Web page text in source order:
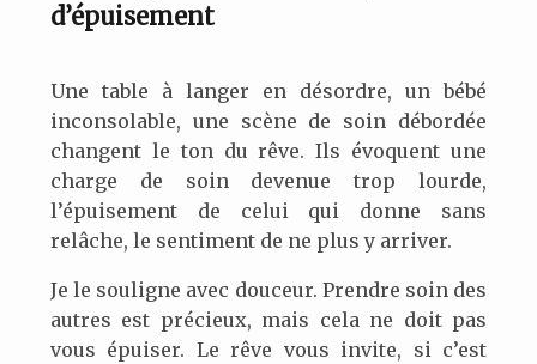
d’épuisement
Une table à langer en désordre, un bébé
inconsolable, une scène de soin débordée
changent le ton du rêve. Ils évoquent une
charge de soin devenue trop lourde,
l’épuisement de celui qui donne sans
relâche, le sentiment de ne plus y arriver.
Je le souligne avec douceur. Prendre soin des
autres est précieux, mais cela ne doit pas
vous épuiser. Le rêve vous invite, si c’est